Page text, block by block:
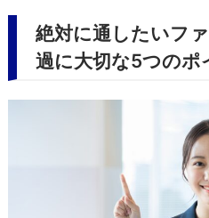
絶対に通したいフ
過に大切な5つのポ